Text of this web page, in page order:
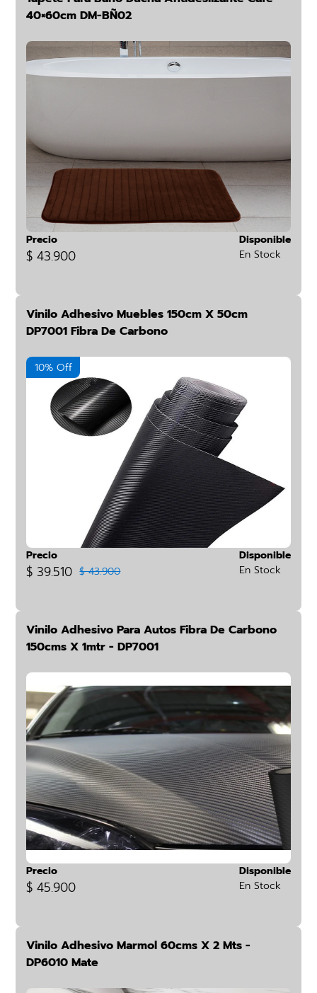
40×60cm DM-BÑ02
Precio
$ 43.900
Disponible
En Stock
Vinilo Adhesivo Muebles 150cm X 50cm
DP7001 Fibra De Carbono
10% Off
Precio
$ 39.510 $ 43.900
Disponible
En Stock
Vinilo Adhesivo Para Autos Fibra De Carbono
150cms X 1mtr - DP7001
Precio
$ 45.900
Disponible
En Stock
Vinilo Adhesivo Marmol 60cms X 2 Mts -
DP6010 Mate